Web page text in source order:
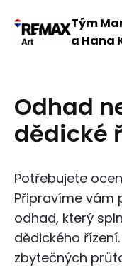
Tým
a Hana
Odhad
dědické
Potřebujete
Připravíme vám
odhad, který
dědického
zbytečných